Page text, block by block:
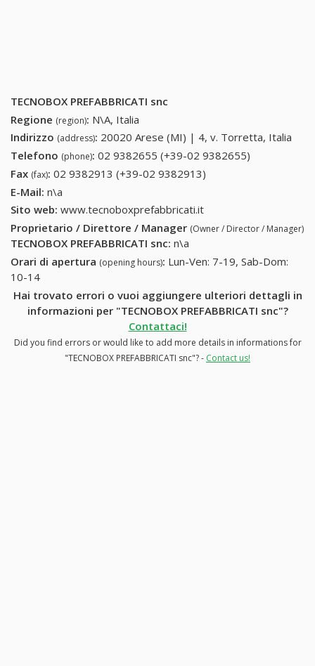
TECNOBOX PREFABBRICATI snc
Regione (region): N\A, Italia
Indirizzo (address): 20020 Arese (MI) | 4, v. Torretta, Italia
Telefono (phone): 02 9382655 (+39-02 9382655)
Fax (fax): 02 9382913 (+39-02 9382913)
E-Mail: n\a
Sito web: www.tecnoboxprefabbricati.it
Proprietario / Direttore / Manager (Owner / Director / Manager)
TECNOBOX PREFABBRICATI snc: n\a
Orari di apertura (opening hours): Lun-Ven: 7-19, Sab-Dom:
10-14
Hai trovato errori o vuoi aggiungere ulteriori dettagli in
informazioni per "TECNOBOX PREFABBRICATI snc"?
Contattaci!
Did you find errors or would like to add more details in informations for
"TECNOBOX PREFABBRICATI snc"? - Contact us!